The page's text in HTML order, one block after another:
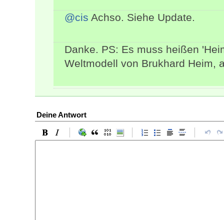
@cis Achso. Siehe Update.
Danke. PS: Es muss heißen
Weltmodell von Brukhard Heim,
Deine Antwort